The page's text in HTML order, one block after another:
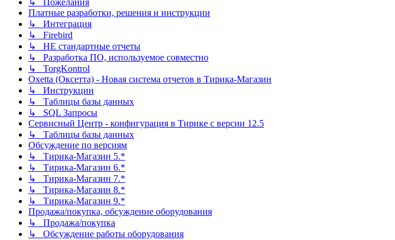
↳ Пожелания
Платные разработки, решения и инструкции
↳ Интеграция
↳ Firebird
↳ НЕ стандартные отчеты
↳ Разработка ПО, используемое совместно
↳ TorgKontrol
Oxetta (Оксетта) - Новая система отчетов в Тирика-Магазин
↳ Инструкции
↳ Таблицы базы данных
↳ SQL Запросы
Сервисный Центр - конфигурация в Тирике с версии 12.5
↳ Таблицы базы данных
Обсуждение по версиям
↳ Тирика-Магазин 5.*
↳ Тирика-Магазин 6.*
↳ Тирика-Магазин 7.*
↳ Тирика-Магазин 8.*
↳ Тирика-Магазин 9.*
Продажа/покупка, обсуждение оборудования
↳ Продажа/покупка
↳ Обсуждение работы оборудования